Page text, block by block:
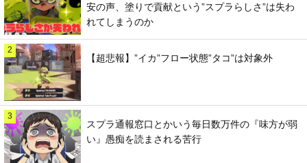
安の声、塗りで貢献という”スプラらしさ”は失わ
れてしまうのか
2
【超悲報】”イカ”フロー状態”タコ”は対象外
3
スプラ通報窓口とかいう毎日数万件の『味方が弱
い』愚痴を読まされる苦行